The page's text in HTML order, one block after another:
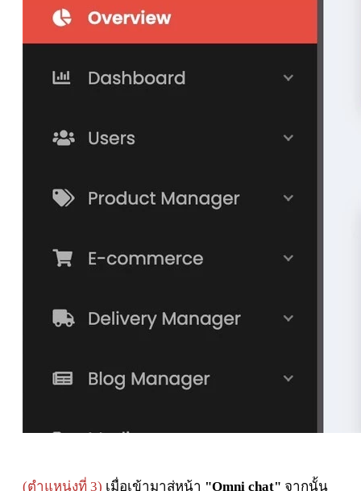
(ตำแหน่งที่ 3) เมื่อเข้ามาสู่หน้า "Omni chat" จากนั้น